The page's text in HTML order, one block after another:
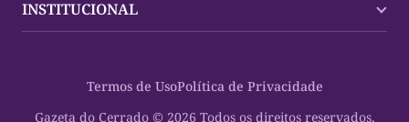
Mundo
Oportunidades
Cultura
Policial
Planeta Vivo
Espaço Cidadania
INSTITUCIONAL
Gazeta do Cerrado © 2026 Todos os direitos reservados.
Termos de UsoPolítica de Privacidade